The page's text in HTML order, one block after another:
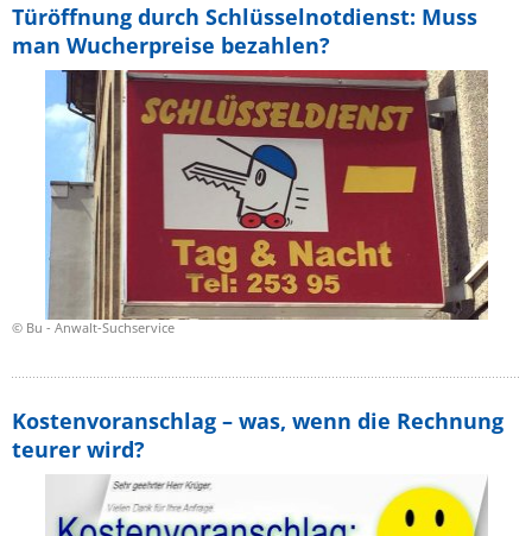
© Bu - Anwalt-Suchservice
Türöffnung durch Schlüsselnotdienst: Muss
man Wucherpreise bezahlen?
Kostenvoranschlag – was, wenn die Rechnung
teurer wird?